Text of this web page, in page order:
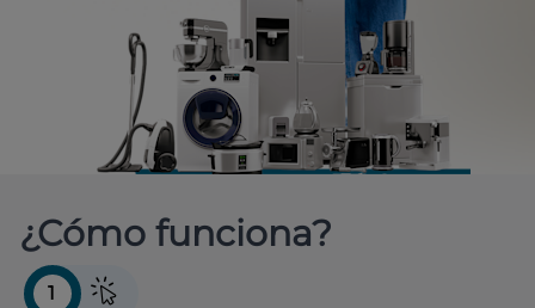
¿Cómo funciona?
1